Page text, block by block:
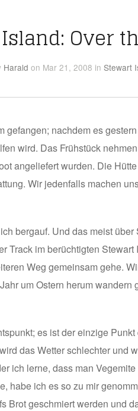
Over
Harald on Mar 21, 2008 in Stewart
nachdem es
wird. Das Frühstück
angeliefert wurden. Die
Wir jedenfalls machen
bergauf. Und das meist
Track im berüchtigten
Weg gemeinsam gehe.
um Ostern herum
es ist der einzige
das Wetter schlechter und
ich lerne, dass man
habe ich es so zu mir
Brot geschmiert werden und